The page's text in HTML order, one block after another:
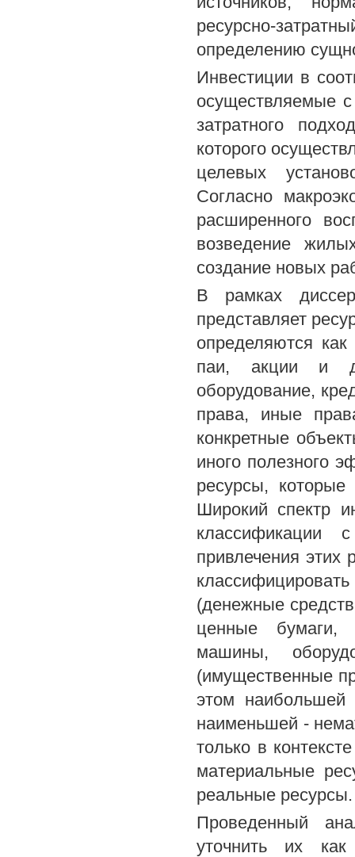
ресурсно-
определению
Инвестиции в
осуществляемые
затратного
которого
целевых
Согласно
расширенного
возведение
создание новых
В рамках
представляет
определяются
паи, акции и
оборудование,
права, иные
конкретные
иного полезного
ресурсы,
Широкий спектр
классификации
привлечения
(денежные
ценные бумаги,
машины,
(имущественные
этом
наименьшей -
только в
материальные
реальные ресурсы.
Проведенный
уточнить их